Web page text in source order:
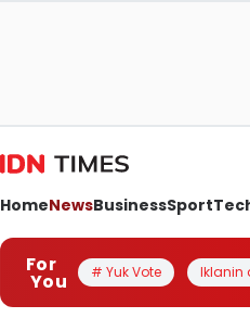
HomeNewsBusinessSport
For
You # Yuk Vote Iklanin